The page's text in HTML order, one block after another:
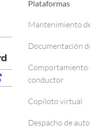
Plataformas
Mantenimiento
Documentación
Comportamiento
conductor
Copiloto virtual
Despacho de